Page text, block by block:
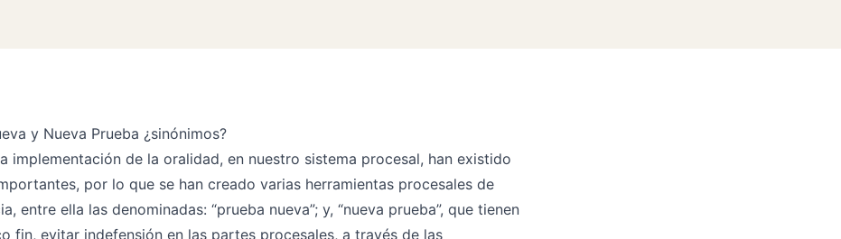
y Nueva Prueba ¿sinónimos?
implementación de la oralidad, en nuestro sistema procesal, han existido
por lo que se han creado varias herramientas procesales de
entre ella las denominadas: “prueba nueva”; y, “nueva prueba”, que tienen
fin, evitar indefensión en las partes procesales, a través de las